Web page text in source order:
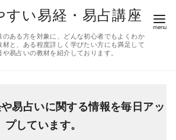
い易経・易占講座
ある方を対象に、どんな初心者でもよくわか
材と、ある程度詳しく学びたい方にも満足して
易占いの教材を紹介しております。
易占いに関する情報を毎日アッ
プしています。